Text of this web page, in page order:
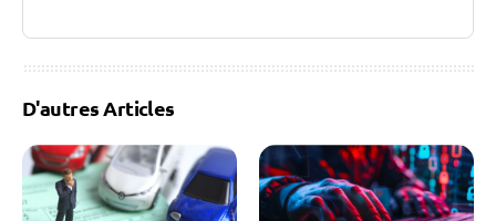
D'autres Articles